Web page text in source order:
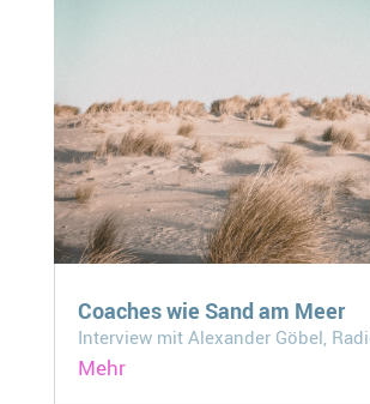
Coaches wie Sand am Meer
Interview mit Alexander Göbel,
Mehr